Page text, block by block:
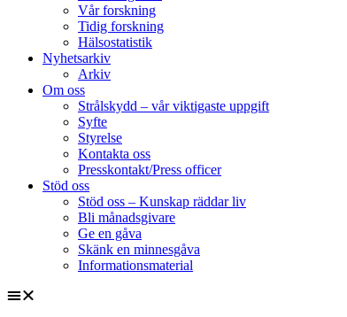
Vår forskning
Tidig forskning
Hälsostatistik
Nyhetsarkiv
Arkiv
Om oss
Strålskydd – vår viktigaste uppgift
Syfte
Styrelse
Kontakta oss
Presskontakt/Press officer
Stöd oss
Stöd oss – Kunskap räddar liv
Bli månadsgivare
Ge en gåva
Skänk en minnesgåva
Informationsmaterial